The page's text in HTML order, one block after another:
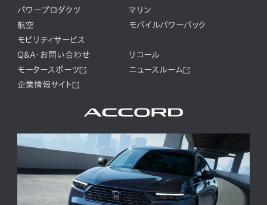
パワープロダクツ
マリン
航空
モバイルパワーパック
モビリティサービス
Q&A・お問い合わせ
リコール
モータースポーツ
ニュースルーム
企業情報サイト